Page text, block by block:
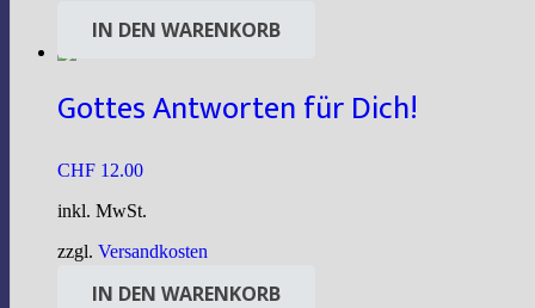
IN DEN WARENKORB
Gottes Antworten für Dich!
CHF 12.00
inkl. MwSt.
zzgl. Versandkosten
IN DEN WARENKORB